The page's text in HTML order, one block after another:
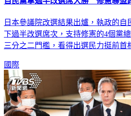
日本參議院改選結果出爐，執政的
下過半改選席次，支持修憲的4個黨
三分之二門檻，看得出選民力挺前首
國際